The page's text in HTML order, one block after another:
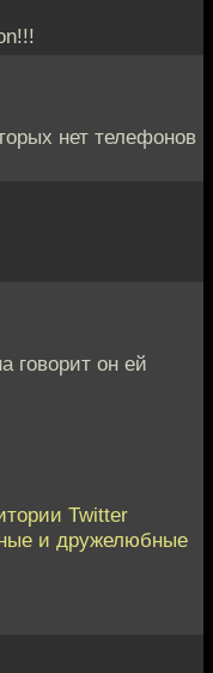
нет телефонов
говорит он ей
Twitter
и дружелюбные